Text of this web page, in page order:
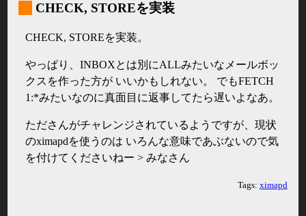
CHECK, STOREを実装
CHECK, STOREを実装。
やっぱり、INBOXとは別にALLみたいなメールボッ
クスを作った方が いいかもしれない。 でもFETCH
1:*みたいなのに真面目に返事してたら遅いよなあ。
たださんがチャレンジされているようですが、現状
のximapdを使うのは いろんな意味であぶないので気
を付けてくださいねー > みなさん
Tags: ximapd